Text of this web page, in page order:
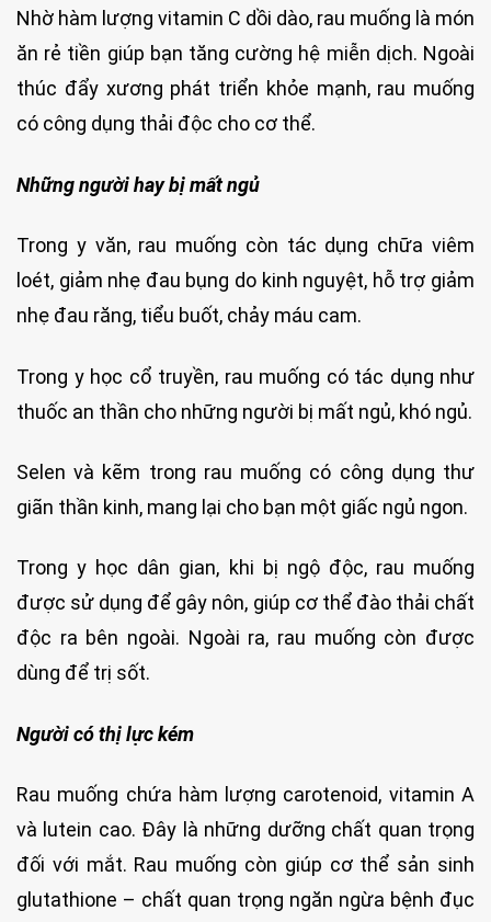
Nhờ hàm lượng vitamin C dồi dào, rau muống là món
ăn rẻ tiền giúp bạn tăng cường hệ miễn dịch. Ngoài
thúc đẩy xương phát triển khỏe mạnh, rau muống
có công dụng thải độc cho cơ thể.
Những người hay bị mất ngủ
Trong y văn, rau muống còn tác dụng chữa viêm
loét, giảm nhẹ đau bụng do kinh nguyệt, hỗ trợ giảm
nhẹ đau răng, tiểu buốt, chảy máu cam.
Trong y học cổ truyền, rau muống có tác dụng như
thuốc an thần cho những người bị mất ngủ, khó ngủ.
Selen và kẽm trong rau muống có công dụng thư
giãn thần kinh, mang lại cho bạn một giấc ngủ ngon.
Trong y học dân gian, khi bị ngộ độc, rau muống
được sử dụng để gây nôn, giúp cơ thể đào thải chất
độc ra bên ngoài. Ngoài ra, rau muống còn được
dùng để trị sốt.
Người có thị lực kém
Rau muống chứa hàm lượng carotenoid, vitamin A
và lutein cao. Đây là những dưỡng chất quan trọng
đối với mắt. Rau muống còn giúp cơ thể sản sinh
glutathione – chất quan trọng ngăn ngừa bệnh đục